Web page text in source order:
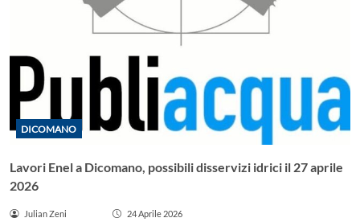
DICOMANO
Lavori Enel a Dicomano, possibili disservizi idrici il 27 aprile
2026
Julian Zeni 24 Aprile 2026